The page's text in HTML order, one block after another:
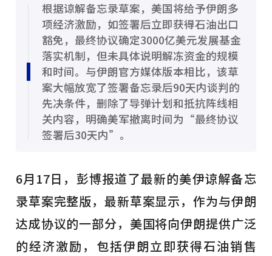
根据谅解备忘录草案，美国将给予伊朗多
项经济激励，如签署后立即获得石油出口
豁免，最终协议确定3000亿美元发展基金
落实机制，但未具体说明解冻资金的规模
和时间。与伊朗官方媒体版本相比，该草
案大幅放宽了签署备忘录后90天内谈判的
先决条件，删除了导弹计划和抵抗阵线相
关内容，明确美军撤离时间为“最终协议
签署后30天内”。
6月17日，彭博报道了最新的美伊谅解备忘
录草案完整版，最新草案显示，作为与伊朗
达成协议的一部分，美国将向伊朗提供广泛
的经济激励，包括伊朗立即获得石油销售